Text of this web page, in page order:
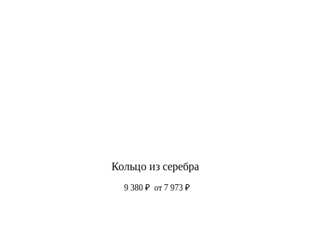
Кольцо из серебра
9 380 ₽ от 7 973 ₽